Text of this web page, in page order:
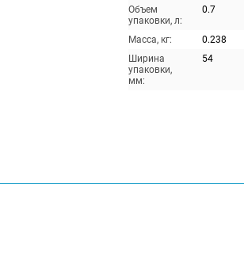
Объем
упаковки, л:
0.7
Масса, кг:
0.238
Ширина
упаковки,
мм:
54